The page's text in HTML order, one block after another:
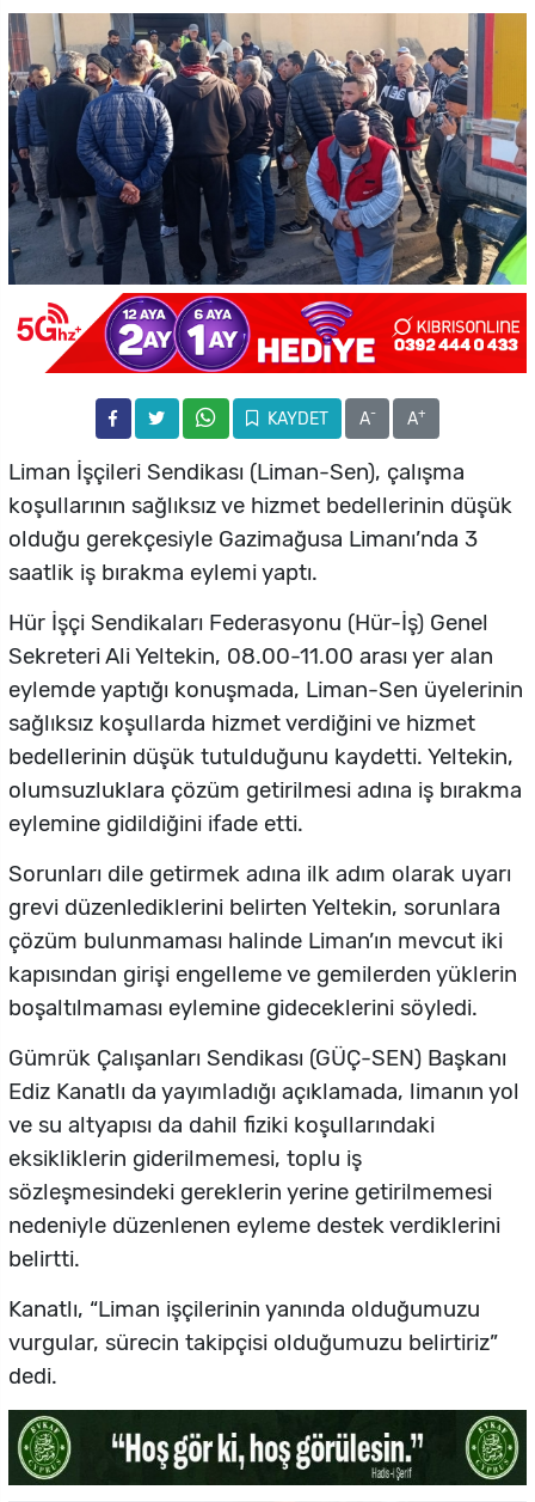
KAYDET A- A+
Liman İşçileri Sendikası (Liman-Sen), çalışma
koşullarının sağlıksız ve hizmet bedellerinin düşük
olduğu gerekçesiyle Gazimağusa Limanı’nda 3
saatlik iş bırakma eylemi yaptı.
Hür İşçi Sendikaları Federasyonu (Hür-İş) Genel
Sekreteri Ali Yeltekin, 08.00-11.00 arası yer alan
eylemde yaptığı konuşmada, Liman-Sen üyelerinin
sağlıksız koşullarda hizmet verdiğini ve hizmet
bedellerinin düşük tutulduğunu kaydetti. Yeltekin,
olumsuzluklara çözüm getirilmesi adına iş bırakma
eylemine gidildiğini ifade etti.
Sorunları dile getirmek adına ilk adım olarak uyarı
grevi düzenlediklerini belirten Yeltekin, sorunlara
çözüm bulunmaması halinde Liman’ın mevcut iki
kapısından girişi engelleme ve gemilerden yüklerin
boşaltılmaması eylemine gideceklerini söyledi.
Gümrük Çalışanları Sendikası (GÜÇ-SEN) Başkanı
Ediz Kanatlı da yayımladığı açıklamada, limanın yol
ve su altyapısı da dahil fiziki koşullarındaki
eksikliklerin giderilmemesi, toplu iş
sözleşmesindeki gereklerin yerine getirilmemesi
nedeniyle düzenlenen eyleme destek verdiklerini
belirtti.
Kanatlı, “Liman işçilerinin yanında olduğumuzu
vurgular, sürecin takipçisi olduğumuzu belirtiriz”
dedi.